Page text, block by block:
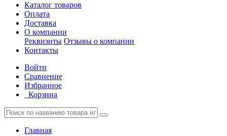
Каталог товаров
Оплата
Доставка
О компании
Реквизиты Отзывы о компании
Контакты
Войти
Сравнение
Избранное
Корзина
Главная